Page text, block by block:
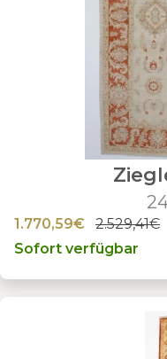
1.770,59€
2.529,41€
Sofort verfügbar